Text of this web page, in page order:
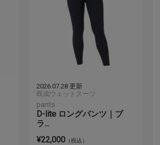
2026.07.28 更新
既成ウェットスーツ
pants
D-lite ロングパンツ｜ブ
ラ...
¥22,000 （税込）